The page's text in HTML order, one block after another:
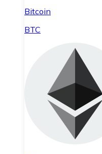
Bitcoin
BTC